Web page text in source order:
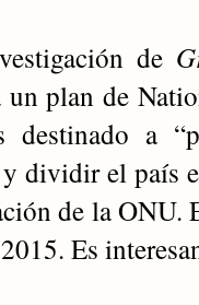
de
un plan de
destinado a
dividir el país
de la ONU.
Es